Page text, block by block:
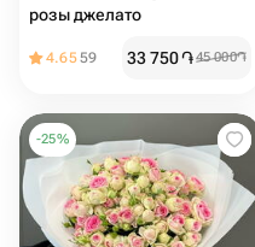
розы джелато
4.6559 33 750֏45 000֏
-25%